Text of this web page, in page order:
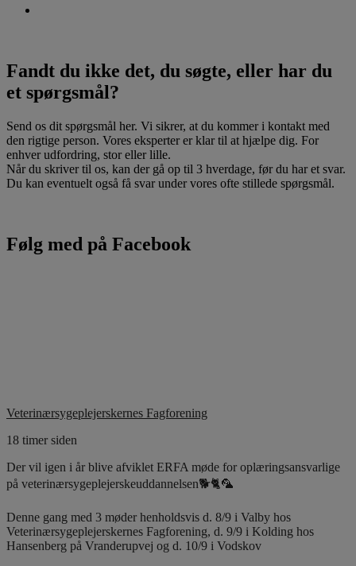
Fandt du ikke det, du søgte, eller har du
et spørgsmål?
Send os dit spørgsmål her. Vi sikrer, at du kommer i kontakt med
den rigtige person. Vores eksperter er klar til at hjælpe dig. For
enhver udfordring, stor eller lille.
Når du skriver til os, kan der gå op til 3 hverdage, før du har et svar.
Du kan eventuelt også få svar under vores ofte stillede spørgsmål.
Følg med på Facebook
Veterinærsygeplejerskernes Fagforening
18 timer siden
Der vil igen i år blive afviklet ERFA møde for oplæringsansvarlige
på veterinærsygeplejerskeuddannelsen🐕🐈🦜
Denne gang med 3 møder henholdsvis d. 8/9 i Valby hos
Veterinærsygeplejerskernes Fagforening, d. 9/9 i Kolding hos
Hansenberg på Vranderupvej og d. 10/9 i Vodskov